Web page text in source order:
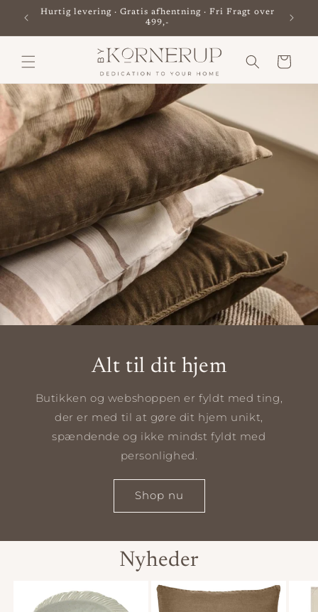
Gå til
indhold
Hurtig levering · Gratis afhentning · Fri Fragt over
499,-
Indkøbskurv
Alt til dit hjem
Butikken og webshoppen er fyldt med ting,
der er med til at gøre dit hjem unikt,
spændende og ikke mindst fyldt med
personlighed.
Shop nu
Nyheder